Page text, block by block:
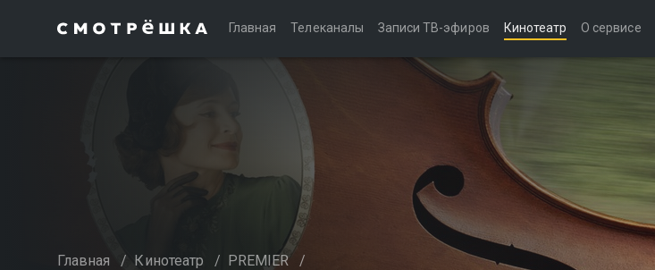
Главная Телеканалы Записи ТВ-эфиров Кинотеатр О сервисе
Главная / Кинотеатр / PREMIER /